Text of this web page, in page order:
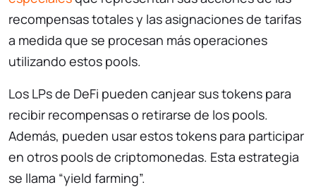
recompensas totales y las asignaciones de tarifas
a medida que se procesan más operaciones
utilizando estos pools.
Los LPs de DeFi pueden canjear sus tokens para
recibir recompensas o retirarse de los pools.
Además, pueden usar estos tokens para participar
en otros pools de criptomonedas. Esta estrategia
se llama “yield farming”.